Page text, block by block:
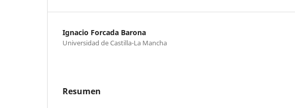
Ignacio Forcada Barona
Universidad de Castilla-La Mancha
Resumen